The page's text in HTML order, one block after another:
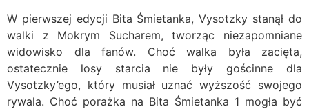
W pierwszej edycji Bita Śmietanka, Vysotzky stanął do
walki z Mokrym Sucharem, tworząc niezapomniane
widowisko dla fanów. Choć walka była zacięta,
ostatecznie losy starcia nie były gościnne dla
Vysotzky’ego, który musiał uznać wyższość swojego
rywala. Choć porażka na Bita Śmietanka 1 mogła być